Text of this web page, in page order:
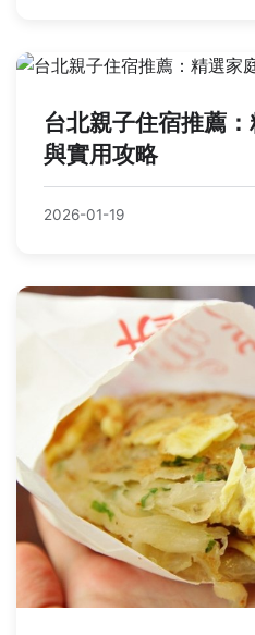
台北親子住宿推薦
與實用攻略
2026-01-19